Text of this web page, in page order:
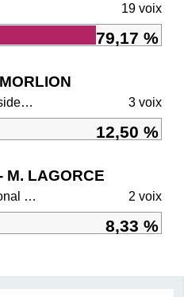
19 voix
79,17 %
DVC - Divers centre et dissidents Ensemble 3 voix
12,50 %
M. LAGORCE
RN - Rassemblement national et ses alliés 2 voix
8,33 %